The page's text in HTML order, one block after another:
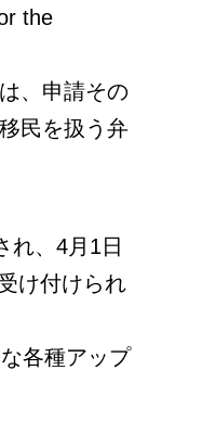
the
、申請その
民を扱う弁
れ、4月1日
け付けられ
各種アップ